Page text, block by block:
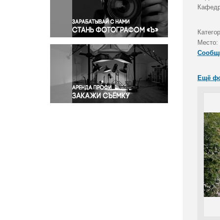
Правосудие
Происшествия и конфликты
Религия
Светская жизнь
Спорт
Экология
Экономика и бизнес
Место:
Ещё